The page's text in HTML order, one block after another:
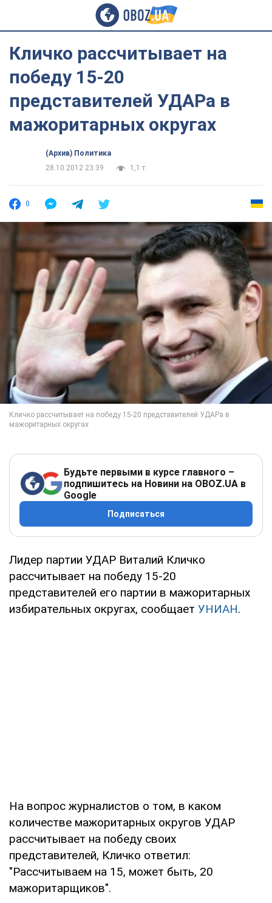
Кличко рассчитывает на
победу 15-20
представителей УДАРа в
мажоритарных округах
(Архив) Политика
28.10.2012 23:39
1,1 т.
0
Будьте первыми в курсе главного –
подпишитесь на Новини на OBOZ.UA в
Google
Подписаться
Лидер партии УДАР Виталий Кличко
рассчитывает на победу 15-20
представителей его партии в мажоритарных
избирательных округах, сообщает УНИАН.
На вопрос журналистов о том, в каком
количестве мажоритарных округов УДАР
рассчитывает на победу своих
представителей, Кличко ответил:
"Рассчитываем на 15, может быть, 20
мажоритарщиков".